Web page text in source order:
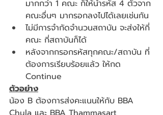
มากกว่า 1 คณะ ก็ให้นำรหัส 4 ตัวจาก
คณะอื่นๆ มากรอกลงไปได้เลยเช่นกัน
ไม่มีการจำกัดจำนวนสถาบัน จะส่งให้กี่
คณะ กี่สถาบันก็ได้
หลังจากกรอกรหัสทุกคณะ/สถาบัน ที่
ต้องการเรียบร้อยแล้ว ให้กด
Continue
ตัวอย่าง
น้อง B ต้องการส่งคะแนนให้กับ BBA